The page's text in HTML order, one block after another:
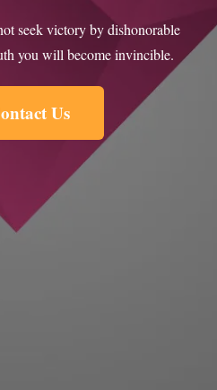
seek victory by dishonorable
you will become invincible.
Us